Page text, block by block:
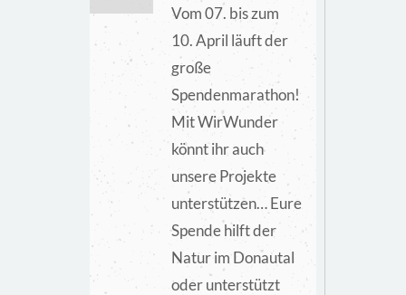
Vom 07. bis zum
10. April läuft der
große
Spendenmarathon!
Mit WirWunder
könnt ihr auch
unsere Projekte
unterstützen… Eure
Spende hilft der
Natur im Donautal
oder unterstützt